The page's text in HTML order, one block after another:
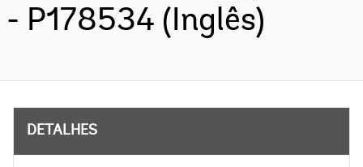
- P178534 (Inglês)
DETALHES